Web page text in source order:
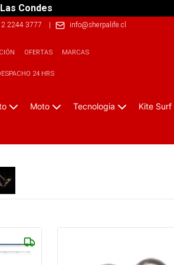
Condes
2244 3777 | info@sherpalife.cl
OFERTAS MARCAS
24 HRS
Moto Tecnologia Kite Surf